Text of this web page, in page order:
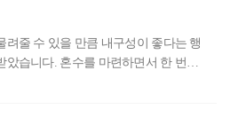
려줄 수 있을 만큼 내구성이 좋다는 행
았습니다. 혼수를 마련하면서 한 번쯤